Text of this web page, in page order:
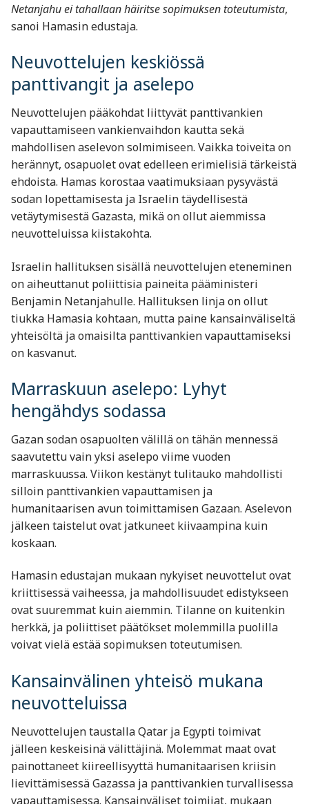
Netanjahu ei tahallaan häiritse sopimuksen toteutumista,
sanoi Hamasin edustaja.
Neuvottelujen keskiössä
panttivangit ja aselepo
Neuvottelujen pääkohdat liittyvät panttivankien
vapauttamiseen vankienvaihdon kautta sekä
mahdollisen aselevon solmimiseen. Vaikka toiveita on
herännyt, osapuolet ovat edelleen erimielisiä tärkeistä
ehdoista. Hamas korostaa vaatimuksiaan pysyvästä
sodan lopettamisesta ja Israelin täydellisestä
vetäytymisestä Gazasta, mikä on ollut aiemmissa
neuvotteluissa kiistakohta.
Israelin hallituksen sisällä neuvottelujen eteneminen
on aiheuttanut poliittisia paineita pääministeri
Benjamin Netanjahulle. Hallituksen linja on ollut
tiukka Hamasia kohtaan, mutta paine kansainväliseltä
yhteisöltä ja omaisilta panttivankien vapauttamiseksi
on kasvanut.
Marraskuun aselepo: Lyhyt
hengähdys sodassa
Gazan sodan osapuolten välillä on tähän mennessä
saavutettu vain yksi aselepo viime vuoden
marraskuussa. Viikon kestänyt tulitauko mahdollisti
silloin panttivankien vapauttamisen ja
humanitaarisen avun toimittamisen Gazaan. Aselevon
jälkeen taistelut ovat jatkuneet kiivaampina kuin
koskaan.
Hamasin edustajan mukaan nykyiset neuvottelut ovat
kriittisessä vaiheessa, ja mahdollisuudet edistykseen
ovat suuremmat kuin aiemmin. Tilanne on kuitenkin
herkkä, ja poliittiset päätökset molemmilla puolilla
voivat vielä estää sopimuksen toteutumisen.
Kansainvälinen yhteisö mukana
neuvotteluissa
Neuvottelujen taustalla Qatar ja Egypti toimivat
jälleen keskeisinä välittäjinä. Molemmat maat ovat
painottaneet kiireellisyyttä humanitaarisen kriisin
lievittämisessä Gazassa ja panttivankien turvallisessa
vapauttamisessa. Kansainväliset toimijat, mukaan